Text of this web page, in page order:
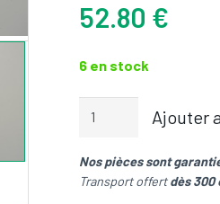
52.80 €
6 en stock
de
Service
Ajouter
Nos pièces sont
Transport offertdès 300